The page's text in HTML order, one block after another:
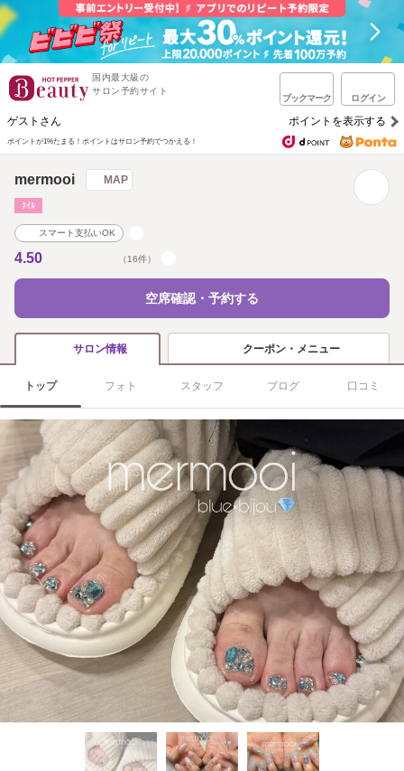
国内最大級の
サロン予約サイト
ブックマーク ログイン
ゲストさん ポイントを表示する
ポイントが1%たまる！ ポイントはサロン予約でつかえる！
mermooi MAP
ﾈｲﾙ
スマート支払いOK
4.50 （16件）
空席確認・予約する
サロン情報 クーポン・メニュー
トップ フォト スタッフ ブログ 口コミ